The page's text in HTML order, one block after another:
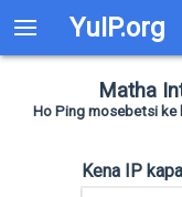
YuIP.org
Matha
Ho Ping mosebetsi ke
Kena IP